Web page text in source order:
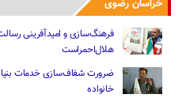
خراسان رضوی
فرهنگ‌سازی و امیدآفرینی
هلال‌احمراست
ضرورت شفاف‌سازی خدمات
خانواده